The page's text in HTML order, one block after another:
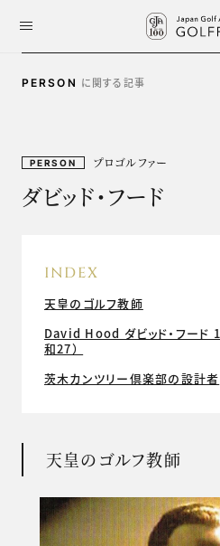
PERSON に関する記事
PERSON プロゴルファー
ダビッド・フード
天皇のゴルフ教師
INDEX
天皇のゴルフ教師
David Hood ダビッド・フード
和27）
茨木カンツリー倶楽部の設計者